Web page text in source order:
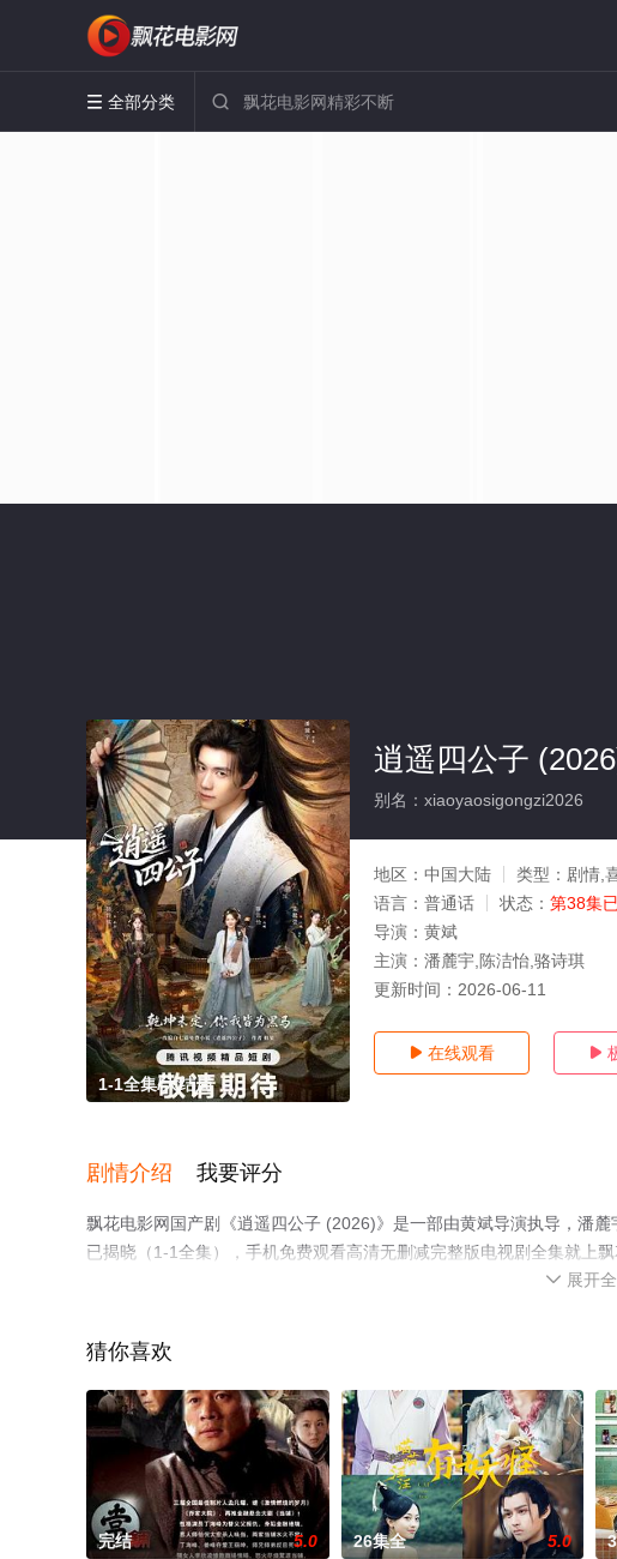
 全部分类 
1-1全集/大结局
逍遥四公子
别名：xiaoyaosigongzi2026
地区： 中国大陆 类型： 剧情,
语言： 普通话 状态： 第38集
导演： 黄斌
主演： 潘麓宇,陈洁怡,骆诗琪
更新时间： 2026-06-11
 在线观看 
剧情介绍 我要评分
飘花电影网国产剧《逍遥四公子 (2026)》是一部由黄斌导演执导，潘
已揭晓（1-1全集），手机免费观看高清无删减完整版电视剧全集就上
 展开
猜你喜欢
完结 5.0 26集全 5.0